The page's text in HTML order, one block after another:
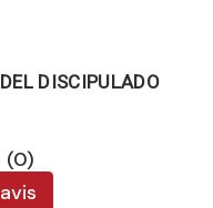
DISCIPULADO
(0)